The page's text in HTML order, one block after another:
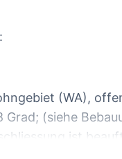
(WA),
Grad; (siehe
ist